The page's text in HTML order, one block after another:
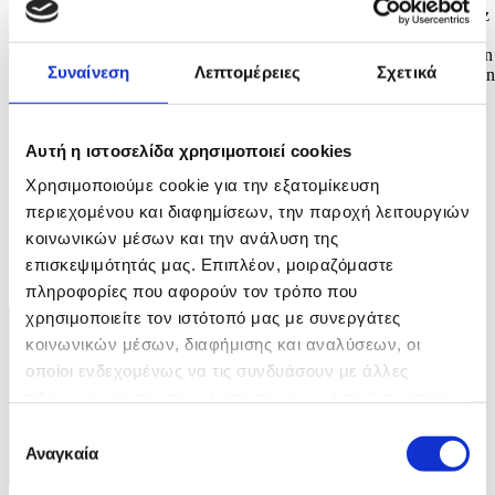
Συναίνεση Λεπτομέρειες Σχετικά
Αυτή η ιστοσελίδα χρησιμοποιεί cookies
Χρησιμοποιούμε cookie για την εξατομίκευση
περιεχομένου και διαφημίσεων, την παροχή λειτουργιών
κοινωνικών μέσων και την ανάλυση της
επισκεψιμότητάς μας. Επιπλέον, μοιραζόμαστε
πληροφορίες που αφορούν τον τρόπο που
χρησιμοποιείτε τον ιστότοπό μας με συνεργάτες
κοινωνικών μέσων, διαφήμισης και αναλύσεων, οι
οποίοι ενδεχομένως να τις συνδυάσουν με άλλες
των υπηρεσιών τους.
συγκατάθεσης
Αναγκαία
epa12923374 Fundacion Secretariado Gitano Director Sara Gimenez
women and delegates of the non-profit social organisation 'Fundacion
Secretariado Gitano' (Gypsy Secretariat Foundation) in Madrid,
ΦΩΤΟ